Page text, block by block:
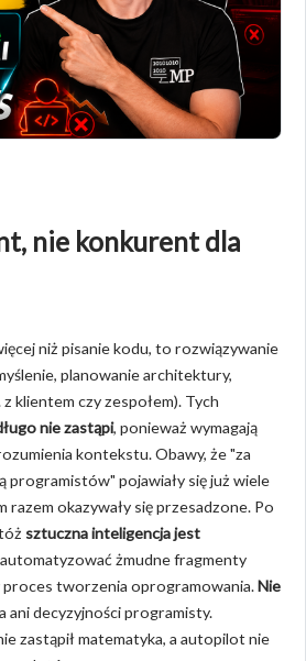
nie konkurent dla
niż pisanie kodu, to rozwiązywanie
planowanie architektury,
klientem czy zespołem). Tych
nie zastąpi, ponieważ wymagają
kontekstu. Obawy, że "za
programistów" pojawiały się już wiele
razem okazywały się przesadzone. Po
sztuczna inteligencja jest
żmudne fragmenty
proces tworzenia oprogramowania.Nie
ani decyzyjności programisty.
zastąpił matematyka, a autopilot nie